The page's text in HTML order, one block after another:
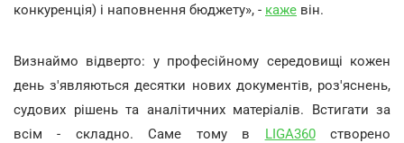
конкуренція) і наповнення бюджету», - каже він.
Визнаймо відверто: у професійному середовищі кожен
день з'являються десятки нових документів, роз'яснень,
судових рішень та аналітичних матеріалів. Встигати за
всім - складно. Саме тому в LIGA360створено